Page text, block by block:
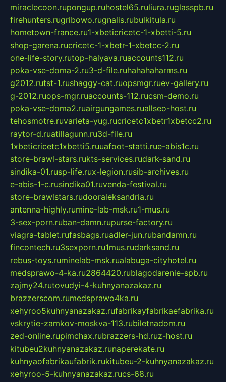
miraclecoon.rupongup.ruhostel65.ruliura.ruglasspb.ru
firehunters.rugribowo.rugnalis.rubulkitula.ru
hometown-france.ru1-xbeticricetc-1-xbetti-5.ru
shop-garena.rucricetc-1-xbetr-1-xbetcc-2.ru
one-life-story.rutop-halyava.ruaccounts112.ru
poka-vse-doma-2.ru3-d-file.ruhahahaharms.ru
g2012.rutst-1.rushaggy-cat.ruopsmgr.ruev-gallery.ru
g-2012.ruops-mgr.ruaccounts-112.rucsm-demo.ru
poka-vse-doma2.ruairgungames.ruallseo-host.ru
tehosmotre.ruvarieta-yug.rucricetc1xbetr1xbetcc2.ru
raytor-d.ruatillagunn.ru3d-file.ru
1xbeticricetc1xbetti5.ruuafoot-statti.rue-abis1c.ru
store-brawl-stars.rukts-services.rudark-sand.ru
sindika-01.rusp-life.rux-legion.rusib-archives.ru
e-abis-1-c.rusindika01.ruvenda-festival.ru
store-brawlstars.rudooraleksandria.ru
antenna-highly.rumine-lab-msk.ru1-mus.ru
3-sex-porn.ruban-damn.rupurse-factory.ru
viagra-tablet.rufasbags.ruadler-jun.rubandamn.ru
fincontech.ru3sexporn.ru1mus.rudarksand.ru
rebus-toys.ruminelab-msk.rualabuga-cityhotel.ru
medsprawo-4-ka.ru2864420.rublagodarenie-spb.ru
zajmy24.rutovudyi-4-kuhnyanazakaz.ru
brazzerscom.rumedsprawo4ka.ru
xehyroo5kuhnyanazakaz.rufabrikayfabrikaefabrika.ru
vskrytie-zamkov-moskva-113.rubiletnadom.ru
zed-online.rupimchax.rubrazzers-hd.ruz-host.ru
kitubeu2kuhnyanazakaz.runaperekate.ru
kuhnyaofabrikaufabrik.rukitubeu-2-kuhnyanazakaz.ru
xehyroo-5-kuhnyanazakaz.rucs-68.ru